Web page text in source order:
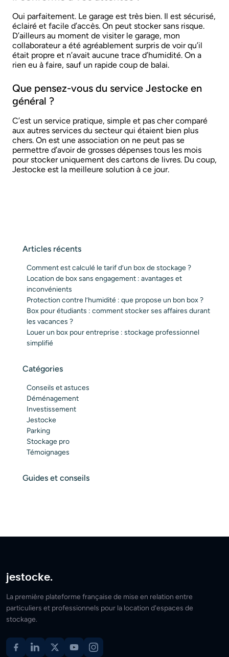
Oui parfaitement. Le garage est très bien. Il est sécurisé,
éclairé et facile d’accès. On peut stocker sans risque.
D’ailleurs au moment de visiter le garage, mon
collaborateur a été agréablement surpris de voir qu’il
était propre et n’avait aucune trace d’humidité. On a
rien eu à faire, sauf un rapide coup de balai.
Que pensez-vous du service Jestocke en
général ?
C’est un service pratique, simple et pas cher comparé
aux autres services du secteur qui étaient bien plus
chers. On est une association on ne peut pas se
permettre d’avoir de grosses dépenses tous les mois
pour stocker uniquement des cartons de livres. Du coup,
Jestocke est la meilleure solution à ce jour.
Articles récents
Comment est calculé le tarif d’un box de stockage ?
Location de box sans engagement : avantages et
inconvénients
Protection contre l’humidité : que propose un bon box ?
Box pour étudiants : comment stocker ses affaires durant
les vacances ?
Louer un box pour entreprise : stockage professionnel
simplifié
Catégories
Conseils et astuces
Déménagement
Investissement
Jestocke
Parking
Stockage pro
Témoignages
Guides et conseils
jestocke.
La première plateforme française de mise en relation entre
particuliers et professionnels pour la location d'espaces de
stockage.